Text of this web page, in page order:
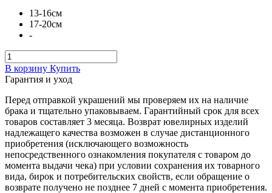
13-16см
17-20см
-
В корзину Купить
Гарантия и уход
Перед отправкой украшений мы проверяем их на наличие
брака и тщательно упаковываем. Гарантийный срок для всех
товаров составляет 3 месяца. Возврат ювелирных изделий
надлежащего качества возможен в случае дистанционного
приобретения (исключающего возможность
непосредственного ознакомления покупателя с товаром до
момента выдачи чека) при условии сохранения их товарного
вида, бирок и потребительских свойств, если обращение о
возврате получено не позднее 7 дней с момента приобретения.